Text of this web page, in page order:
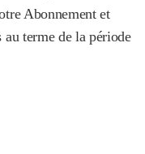
Abonnement et
terme de la période